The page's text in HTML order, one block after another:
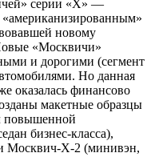
серии «Х» —
новому
«Москвичи»
и дорогими (сегмент
Но данная
оказалась финансово
макетные образцы
повышенной
бизнес-класса),
Москвич-Х-2 (минивэн,